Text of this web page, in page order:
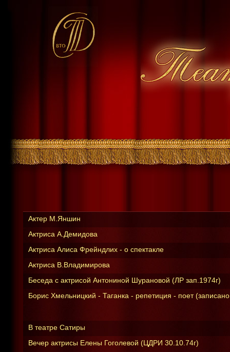
Актер М.Яншин
Актриса А.Демидова
Актриса Алиса Фрейндлих - о спектакле
Актриса В.Владимирова
Беседа с актрисой Антониной Шурановой (ЛР зап.1974г)
Борис Хмельницкий - Таганка - репетиция - поет
В театре Сатиры
Вечер актрисы Елены Гоголевой (ЦДРИ 30.10.74г)